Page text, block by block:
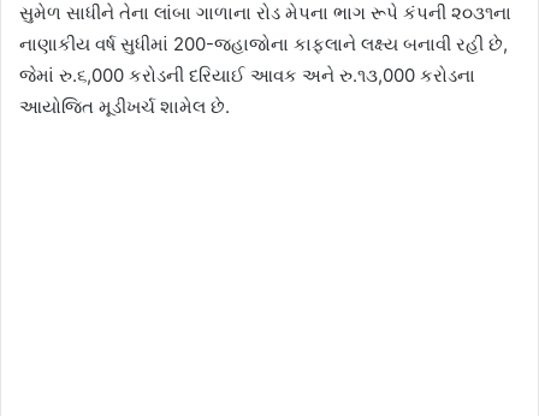
સુમેળ સાધીને તેના લાંબા ગાળાના રોડ મેપના ભાગ રૂપે કંપની ૨૦૩૧ના
નાણાકીય વર્ષ સુધીમાં 200-જહાજોના કાફલાને લક્ષ્ય બનાવી રહી છે,
જેમાં રુ.૬,000 કરોડની દરિયાઈ આવક અને રુ.૧૩,000 કરોડના
આયોજિત મૂડીખર્ચ શામેલ છે.